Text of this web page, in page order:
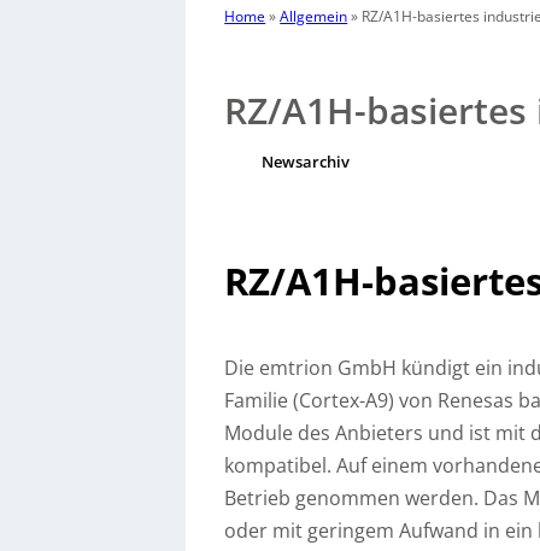
Home»Allgemein» RZ/A1H-basiertes
RZ/A1H-
Newsarchiv
RZ/A1H-
Die emtrion GmbH kündigt ein
Familie (Cortex-A9) von Renesas
Module des Anbieters und ist mit
kompatibel. Auf einem
Betrieb genommen werden. Das
oder mit geringem Aufwand in